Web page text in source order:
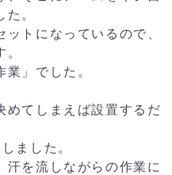
。
トになっているので、
」でした。
めてしまえば設置するだ
ました。
汗を流しながらの作業に